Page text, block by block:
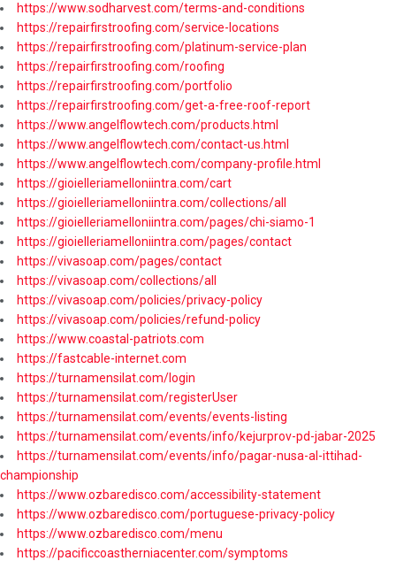
https://www.sodharvest.com/terms-and-conditions
https://repairfirstroofing.com/service-locations
https://repairfirstroofing.com/platinum-service-plan
https://repairfirstroofing.com/roofing
https://repairfirstroofing.com/portfolio
https://repairfirstroofing.com/get-a-free-roof-report
https://www.angelflowtech.com/products.html
https://www.angelflowtech.com/contact-us.html
https://www.angelflowtech.com/company-profile.html
https://gioielleriamelloniintra.com/cart
https://gioielleriamelloniintra.com/collections/all
https://gioielleriamelloniintra.com/pages/chi-siamo-1
https://gioielleriamelloniintra.com/pages/contact
https://vivasoap.com/pages/contact
https://vivasoap.com/collections/all
https://vivasoap.com/policies/privacy-policy
https://vivasoap.com/policies/refund-policy
https://www.coastal-patriots.com
https://fastcable-internet.com
https://turnamensilat.com/login
https://turnamensilat.com/registerUser
https://turnamensilat.com/events/events-listing
https://turnamensilat.com/events/info/kejurprov-pd-jabar-2025
https://turnamensilat.com/events/info/pagar-nusa-al-ittihad-
championship
https://www.ozbaredisco.com/accessibility-statement
https://www.ozbaredisco.com/portuguese-privacy-policy
https://www.ozbaredisco.com/menu
https://pacificcoastherniacenter.com/symptoms